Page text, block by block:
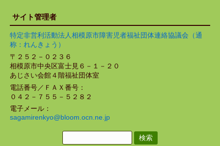
サイト管理者
特定非営利活動法人相模原市障害児者福祉団体連絡協議会（通
称：れんきょう）
〒２５２－０２３６
相模原市中央区富士見６－１－２０
あじさい会館４階福祉団体室
電話番号／ＦＡＸ番号：
０４２－７５５－５２８２
電子メール：
sagamirenkyo@bloom.ocn.ne.jp
検
索: